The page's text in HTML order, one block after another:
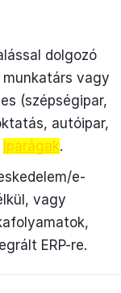
dolgozó
vagy
(szépségipar,
autóipar,
Iparágak.
e-
vagy
ERP-re.